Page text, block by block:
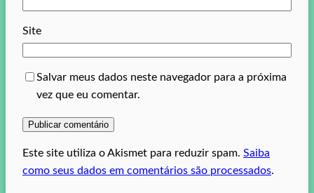
Site
Salvar meus dados neste navegador para a próxima
vez que eu comentar.
Este site utiliza o Akismet para reduzir spam. Saiba
como seus dados em comentários são processados.